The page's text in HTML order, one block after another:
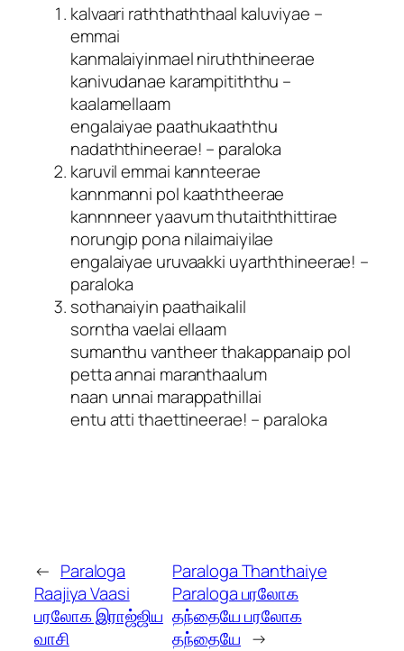
kalvaari raththaththaal kaluviyae –
emmai
kanmalaiyinmael niruththineerae
kanivudanae karampitiththu –
kaalamellaam
engalaiyae paathukaaththu
nadaththineerae! – paraloka
karuvil emmai kannteerae
kannmanni pol kaaththeerae
kannnneer yaavum thutaiththittirae
norungip pona nilaimaiyilae
engalaiyae uruvaakki uyarththineerae! –
paraloka
sothanaiyin paathaikalil
sorntha vaelai ellaam
sumanthu vantheer thakappanaip pol
petta annai maranthaalum
naan unnai marappathillai
entu atti thaettineerae! – paraloka
← Paraloga
Raajiya Vaasi
பரலோக இராஜ்ஜிய
வாசி
Paraloga Thanthaiye
Paraloga பரலோக
தந்தையே பரலோக
தந்தையே →